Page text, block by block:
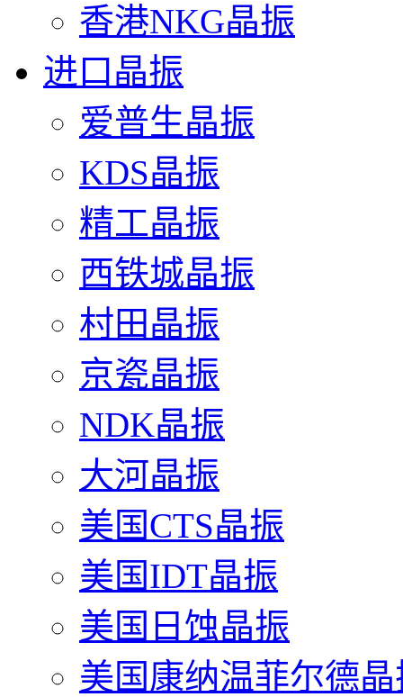
香港NKG晶振
进口晶振
爱普生晶振
KDS晶振
精工晶振
西铁城晶振
村田晶振
京瓷晶振
NDK晶振
大河晶振
美国CTS晶振
美国IDT晶振
美国日蚀晶振
美国康纳温菲尔德晶